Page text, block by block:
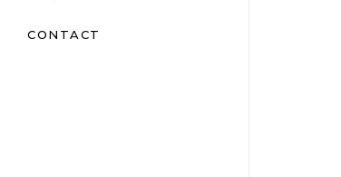
CONTACT